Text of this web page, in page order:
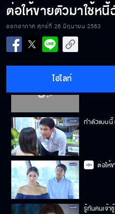
ต่อให้ขายตัวมาใช้ห
ออกอากาศ ศุกร์ที่ 26 มิถุนายน 2563
ไฮไลท์
ทำตัวแบบนี้
ต่อให้
รู้ทันคนเจ้าชู้